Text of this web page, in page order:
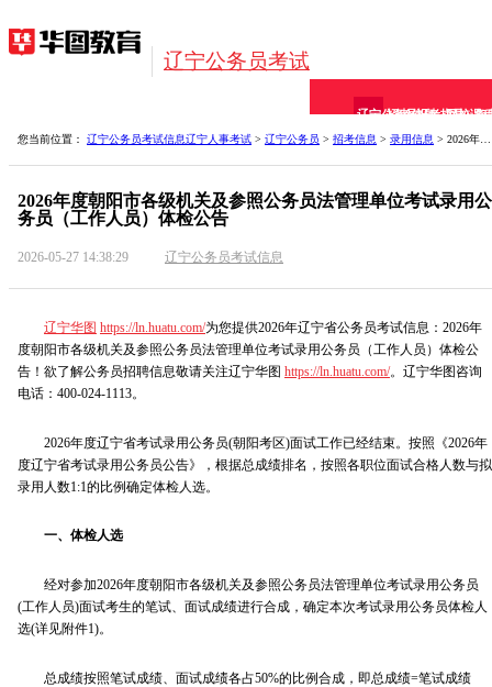
辽宁公务员考试
辽宁公务员
招考信息报考指导网校课备
您当前位置： 辽宁公务员考试信息辽宁人事考试 > 辽宁公务员 > 招考信息 > 录用信息 > 2026年度朝阳市各级机关及参照公务员法管理单位考试
2026年度朝阳市各级机关及参照公务员法管理单位考试录用公
务员（工作人员）体检公告
2026-05-27 14:38:29 辽宁公务员考试信息
辽宁华图 https://ln.huatu.com/为您提供2026年辽宁省公务员考试信息：2026年
度朝阳市各级机关及参照公务员法管理单位考试录用公务员（工作人员）体检公
告！欲了解公务员招聘信息敬请关注辽宁华图 https://ln.huatu.com/。辽宁华图咨询
电话：400-024-1113。
2026年度辽宁省考试录用公务员(朝阳考区)面试工作已经结束。按照《2026年
度辽宁省考试录用公务员公告》，根据总成绩排名，按照各职位面试合格人数与拟
录用人数1:1的比例确定体检人选。
一、体检人选
经对参加2026年度朝阳市各级机关及参照公务员法管理单位考试录用公务员
(工作人员)面试考生的笔试、面试成绩进行合成，确定本次考试录用公务员体检人
选(详见附件1)。
总成绩按照笔试成绩、面试成绩各占50%的比例合成，即总成绩=笔试成绩